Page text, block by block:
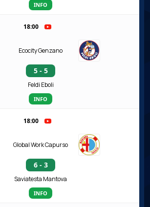
INFO
18:00
Ecocity Genzano
5 - 5
Feldi Eboli
INFO
18:00
Global Work Capurso
6 - 3
Saviatesta Mantova
INFO